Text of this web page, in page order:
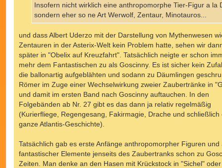
Insofern nicht wirklich eine anthropomorphe Tier-Figur a la
sondern eher so ne Art Werwolf, Zentaur, Minotauros...
und dass Albert Uderzo mit der Darstellung von Mythenwesen
Zentauren in der Asterix-Welt kein Problem hatte, sehen wir
später in "Obelix auf Kreuzfahrt". Tatsächlich neigte er schon
mehr dem Fantastischen zu als Goscinny. Es ist sicher kein
die ballonartig aufgeblähten und sodann zu Däumlingen
Römer im Zuge einer Wechselwirkung zweier Zaubertränke in
und damit im ersten Band nach Goscinny auftauchen. In den
Folgebänden ab Nr. 27 gibt es das dann ja relativ regelmäßig
(Kurierfliege, Regengesang, Fakirmagie, Drache und schließlich
ganze Atlantis-Geschichte).
Tatsächlich gab es erste Anfänge anthropomorpher Figuren und
fantastischer Elemente jenseits des Zaubertranks schon zu
Zeiten. Man denke an den Hasen mit Krückstock in "Sichel"